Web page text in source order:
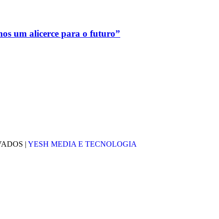
um alicerce para o futuro”
| YESH MEDIA E TECNOLOGIA